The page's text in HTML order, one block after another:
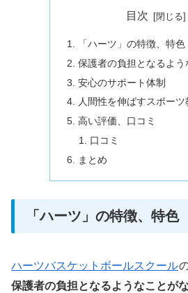
目次
「ハーツ」の特徴、特色
保護者の負担となるよ
安心のサポート体制
人間性を伸ばすスポー
高い評価、口コミ
口コミ
まとめ
「ハーツ」の特徴、特色
ハーツバスケットボールスクール
保護者の負担となるようなことが